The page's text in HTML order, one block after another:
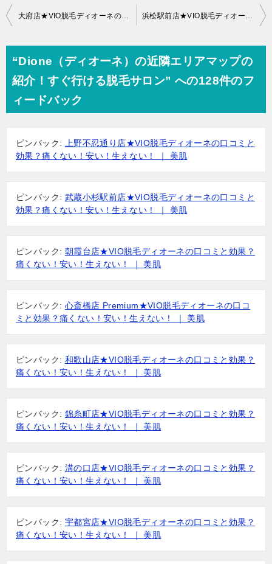
投
ビ
ー
ョ
大府店★VIO脱毛ディオーネの口コミと効果？痛くない！安い！生えない！ 浜松駅前店★VIO脱毛ディオーネの口コミと効果？痛くない！安い！生えない！
“Dione（ディオーネ）の近隣エリアマップの
紹介！すぐ行ける脱毛サロン” への128件のフ
ィードバック
ピンバック: 上野不忍通り店★VIO脱毛ディオーネの口コミと
効果？痛くない！安い！生えない！ ｜ 美肌
ピンバック: 武蔵小杉駅前店★VIO脱毛ディオーネの口コミと
効果？痛くない！安い！生えない！ ｜ 美肌
ピンバック: 朝霞台店★VIO脱毛ディオーネの口コミと効果？
痛くない！安い！生えない！ ｜ 美肌
ピンバック: 心斎橋店 Premium★VIO脱毛ディオーネの口コ
ミと効果？痛くない！安い！生えない！ ｜ 美肌
ピンバック: 和歌山店★VIO脱毛ディオーネの口コミと効果？
痛くない！安い！生えない！ ｜ 美肌
ピンバック: 錦糸町店★VIO脱毛ディオーネの口コミと効果？
痛くない！安い！生えない！ ｜ 美肌
ピンバック: 溝の口店★VIO脱毛ディオーネの口コミと効果？
痛くない！安い！生えない！ ｜ 美肌
ピンバック: 宇都宮店★VIO脱毛ディオーネの口コミと効果？
痛くない！安い！生えない！ ｜ 美肌